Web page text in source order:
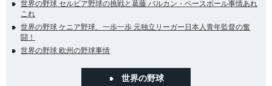
世界の野球 セルビア野球の挑戦と葛藤 バルカン・ベースボール事情あれ
これ
世界の野球 ケニア野球、一歩一歩 元独立リーガー日本人青年監督の奮
闘！
世界の野球 欧州の野球事情
世界の野球